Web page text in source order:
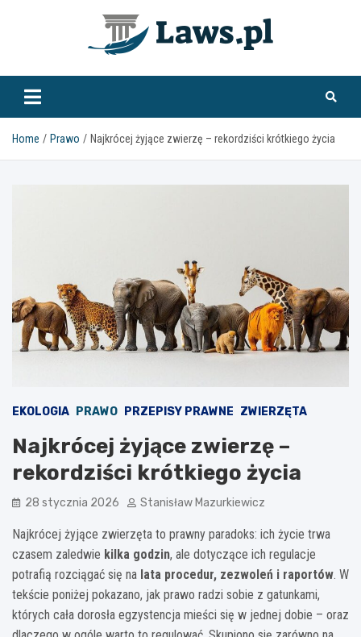
www.laws.pl
Home Prawo Najkrócej żyjące zwierzę – rekordziści krótkiego życia
EKOLOGIA PRAWO PRZEPISY PRAWNE ZWIERZĘTA
Najkrócej żyjące zwierzę –
rekordziści krótkiego życia
28 stycznia 2026 Stanisław Mazurkiewicz
Najkrócej żyjące zwierzęta to prawny paradoks: ich życie trwa
czasem zaledwie kilka godzin, ale dotyczące ich regulacje
potrafią rozciągać się na lata procedur, zezwoleń i raportów. W
tekście poniżej pokazano, jak prawo radzi sobie z gatunkami,
których cała dorosła egzystencja mieści się w jednej dobie – oraz